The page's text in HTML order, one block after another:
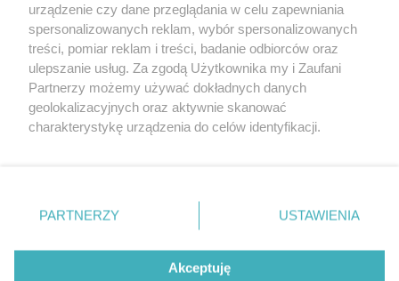
Zapisz się do newslettera
Dołącz do grona ludzi najlepiej poinformowanych!
Zapisz się »
urządzenie czy dane przeglądania w celu zapewniania
spersonalizowanych reklam, wybór spersonalizowanych
treści, pomiar reklam i treści, badanie odbiorców oraz
ulepszanie usług. Za zgodą Użytkownika my i Zaufani
Partnerzy możemy używać dokładnych danych
geolokalizacyjnych oraz aktywnie skanować
charakterystykę urządzenia do celów identyfikacji.
zmienić/wycofać klikając przycisk ustawień prywatności
znajdujący się w lewym dolnym rogu strony
. Niektóre
użytkownika, ale masz prawo sprzeciwić się takiemu
PARTNERZY USTAWIENIA
Akceptuję